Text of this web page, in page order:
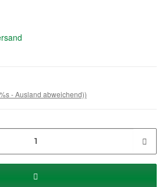
- Ausland abweichend))